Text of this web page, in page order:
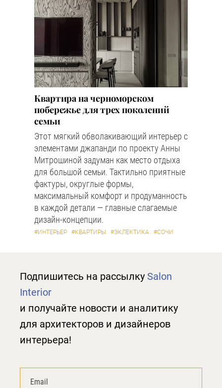
Квартира на черноморском
побережье для трех поколений
семьи
Этот мягкий обволакивающий интерьер с
элементами джапанди по проекту Анны
Митрошиной задуман как место отдыха
для большой семьи. Тактильно приятные
фактуры, округлые формы,
максимальный комфорт и продуманность
в каждой детали — главные слагаемые
дизайн-концепции.
#ИНТЕРЬЕР #КВАРТИРЫ #ЭКЛЕКТИКА #СОЧИ
Подпишитесь на рассылку Salon
Interior
и получайте новости и аналитику
для архитекторов и дизайнеров
интерьера!